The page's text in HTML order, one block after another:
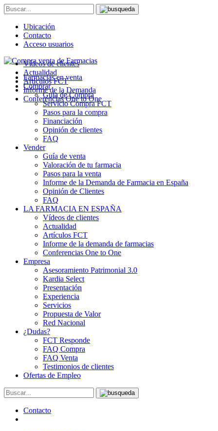
Ubicación
Contacto
Acceso usuarios
Farmacias en venta
Comprar
Guía de Compra
Servicio Compra FCT
Pasos para la compra
Financiación
Opinión de clientes
FAQ
Vender
Guía de venta
Valoración de tu farmacia
Pasos para la venta
Informe de la Demanda de Farmacia en España
Opinión de Clientes
FAQ
LA FARMACIA EN ESPAÑA
Vídeos de clientes
Actualidad
Artículos FCT
Informe de la demanda de farmacias
Conferencias One to One
Empresa
Asesoramiento Patrimonial 3.0
Kardia Select
Presentación
Experiencia
Servicios
Propuesta de Valor
Red Nacional
¿Dudas?
FCT Responde
FAQ Compra
FAQ Venta
Testimonios de clientes
Ofertas de Empleo
Contacto
Vídeos de clientes
Actualidad
Artículos FCT
Informe de la Demanda
Conferencias One to One